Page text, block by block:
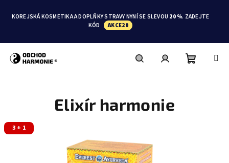
KOREJSKÁ KOSMETIKA A DOPLŇKY STRAVY NYNÍ SE SLEVOU 20 %. ZADEJTE
KÓD
AKCE20
Elixír harmonie
3 + 1